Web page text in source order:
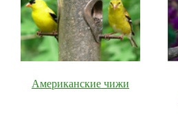
Американские чижи